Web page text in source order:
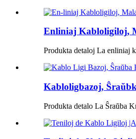
Enliniaj Kabloligiloj,
Produkta detaloj La enliniaj
Kabloligbazoj,
Produkta detalo La Ŝraŭba